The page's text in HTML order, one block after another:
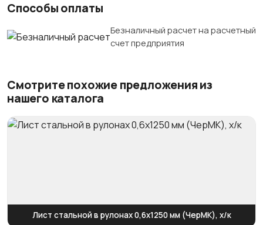
Способы оплаты
Безналичный расчет на расчетный
счет предприятия
Смотрите похожие предложения из
нашего каталога
Лист стальной в рулонах 0,6х1250 мм (ЧерМК), х/к